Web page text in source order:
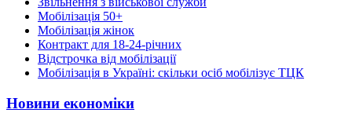
Мобілізація 50+
Мобілізація жінок
Контракт для 18-24-річних
Відстрочка від мобілізації
Мобілізація в Україні: скільки осіб мобілізує ТЦК
Новини економіки